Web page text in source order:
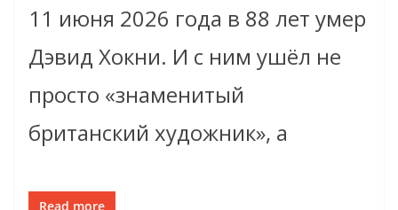
11 июня 2026 года в 88 лет умер
Дэвид Хокни. И с ним ушёл не
просто «знаменитый
британский художник», а
Read more